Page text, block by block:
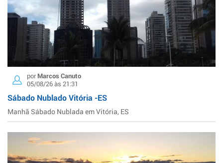
porMarcos Canuto
05/08/26 às 21:31
Sábado Nublado Vitória -ES
Manhã Sábado Nublada em Vitória, ES